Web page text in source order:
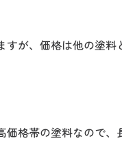
が、価格は他の塗料
格帯の塗料なので、